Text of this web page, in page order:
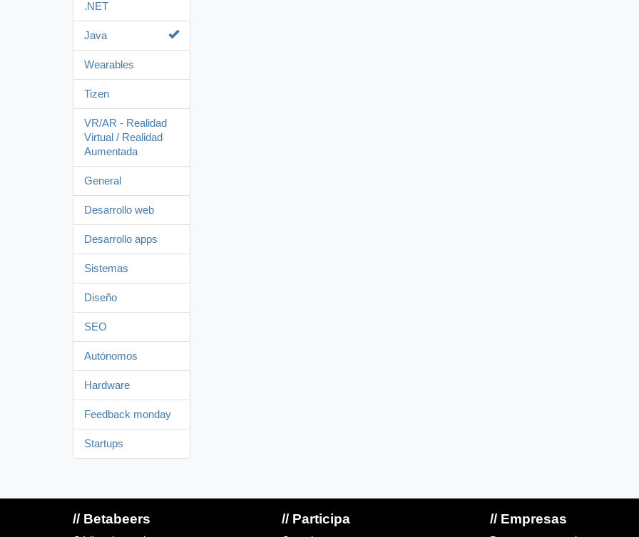
.NET
Java
Wearables
Tizen
VR/AR - Realidad
Virtual / Realidad
Aumentada
General
Desarrollo web
Desarrollo apps
Sistemas
Diseño
SEO
Autónomos
Hardware
Feedback monday
Startups
// Betabeers // Participa // Empresas